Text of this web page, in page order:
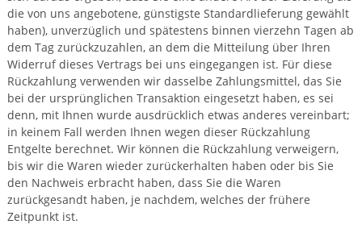
die von uns angebotene, günstigste Standardlieferung gewählt
haben), unverzüglich und spätestens binnen vierzehn Tagen ab
dem Tag zurückzuzahlen, an dem die Mitteilung über Ihren
Widerruf dieses Vertrags bei uns eingegangen ist. Für diese
Rückzahlung verwenden wir dasselbe Zahlungsmittel, das Sie
bei der ursprünglichen Transaktion eingesetzt haben, es sei
denn, mit Ihnen wurde ausdrücklich etwas anderes vereinbart;
in keinem Fall werden Ihnen wegen dieser Rückzahlung
Entgelte berechnet. Wir können die Rückzahlung verweigern,
bis wir die Waren wieder zurückerhalten haben oder bis Sie
den Nachweis erbracht haben, dass Sie die Waren
zurückgesandt haben, je nachdem, welches der frühere
Zeitpunkt ist.